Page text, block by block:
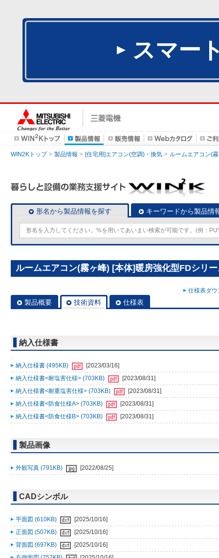
スマー
WIN2Kトップ 製品情報 [住宅用]エアコン(空調)・換気 ルームエアコン(
形名から製品情報を探す キーワードから製品情
ルームエアコン(霧ヶ峰) [本体]暖房強化型FDシリ
仕様表ダ
製品概要 技術資料 仕様表
納入仕様書
納入仕様書 (495KB)
[2023/03/16]
納入仕様書<耐塩害仕様> (703KB)
[2023/08/31]
納入仕様書<耐重塩害仕様> (703KB)
[2023/08/31]
納入仕様書<防食仕様A> (703KB)
[2023/08/31]
納入仕様書<防食仕様B> (703KB)
[2023/08/31]
製品画像
外観写真 (791KB) [2022/08/25]
CADシンボル
平面図 (610KB)
[2025/10/16]
正面図 (507KB)
[2025/10/16]
背面図 (697KB)
[2025/10/16]